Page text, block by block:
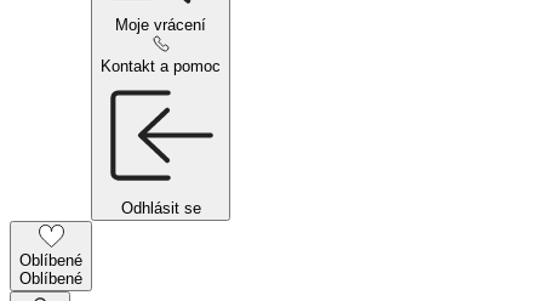
Moje vrácení
Kontakt a pomoc
Odhlásit se
Oblíbené
Oblíbené